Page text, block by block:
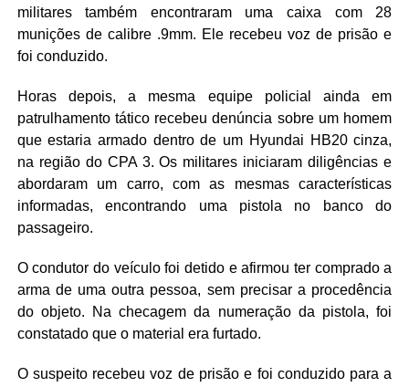
militares também encontraram uma caixa com 28
munições de calibre .9mm. Ele recebeu voz de prisão e
foi conduzido.
Horas depois, a mesma equipe policial ainda em
patrulhamento tático recebeu denúncia sobre um homem
que estaria armado dentro de um Hyundai HB20 cinza,
na região do CPA 3. Os militares iniciaram diligências e
abordaram um carro, com as mesmas características
informadas, encontrando uma pistola no banco do
passageiro.
O condutor do veículo foi detido e afirmou ter comprado a
arma de uma outra pessoa, sem precisar a procedência
do objeto. Na checagem da numeração da pistola, foi
constatado que o material era furtado.
O suspeito recebeu voz de prisão e foi conduzido para a